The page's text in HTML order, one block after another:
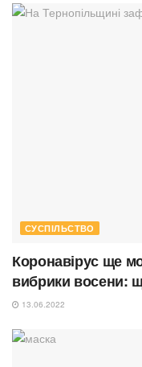
СУСПІЛЬСТВО
Коронавірус ще
вибрики восени:
13.06.2022